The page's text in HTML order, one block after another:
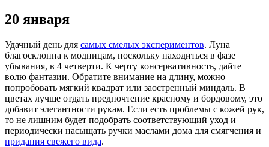
20 января
Удачный день для самых смелых экспериментов. Луна
благосклонна к модницам, поскольку находиться в фазе
убывания, в 4 четверти. К черту консервативность, дайте
волю фантазии. Обратите внимание на длину, можно
попробовать мягкий квадрат или заостренный миндаль. В
цветах лучше отдать предпочтение красному и бордовому, это
добавит элегантности рукам. Если есть проблемы с кожей рук,
то не лишним будет подобрать соответствующий уход и
периодически насыщать ручки маслами дома для смягчения и
придания свежего вида.